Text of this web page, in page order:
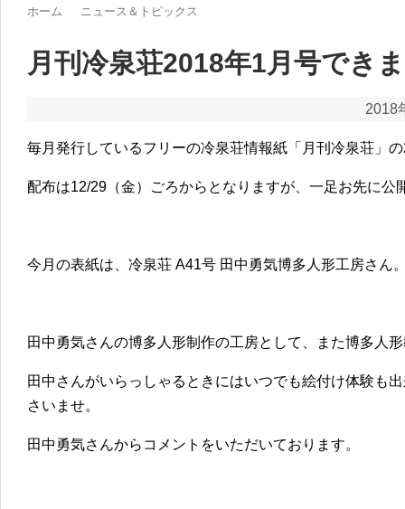
ホーム ニュース＆トピックス
月刊冷泉荘2018年1月号でき
2018
毎月発行しているフリーの冷泉荘情報紙「月刊冷泉荘」
配布は12/29（金）ごろからとなりますが、一足お先に公
今月の表紙は、冷泉荘 A41号 田中勇気博多人形工房さん
田中勇気さんの博多人形制作の工房として、また博多人
田中さんがいらっしゃるときにはいつでも絵付け体験も
さいませ。
田中勇気さんからコメントをいただいております。